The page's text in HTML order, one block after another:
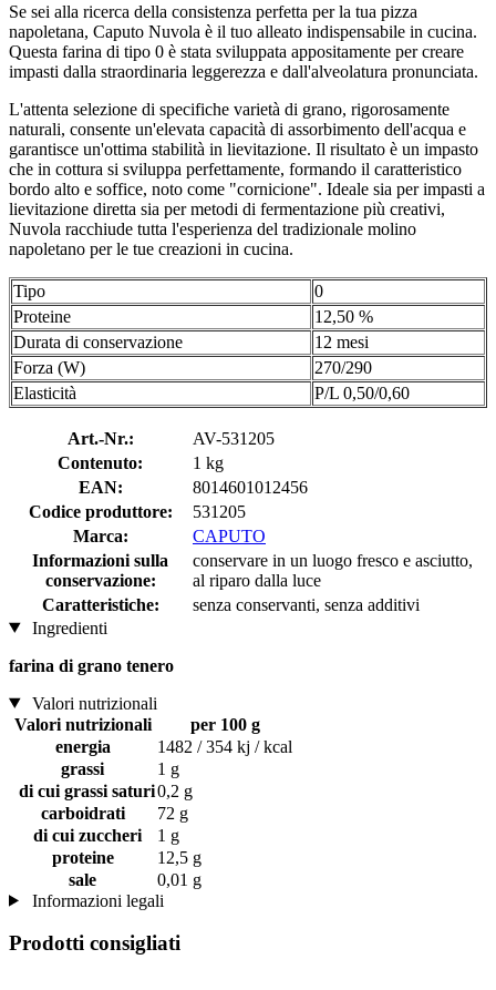
Se sei alla ricerca della consistenza perfetta per la tua pizza
napoletana, Caputo Nuvola è il tuo alleato indispensabile in cucina.
Questa farina di tipo 0 è stata sviluppata appositamente per creare
impasti dalla straordinaria leggerezza e dall'alveolatura pronunciata.
L'attenta selezione di specifiche varietà di grano, rigorosamente
naturali, consente un'elevata capacità di assorbimento dell'acqua e
garantisce un'ottima stabilità in lievitazione. Il risultato è un impasto
che in cottura si sviluppa perfettamente, formando il caratteristico
bordo alto e soffice, noto come "cornicione". Ideale sia per impasti a
lievitazione diretta sia per metodi di fermentazione più creativi,
Nuvola racchiude tutta l'esperienza del tradizionale molino
napoletano per le tue creazioni in cucina.
Tipo
0
Proteine
12,50 %
Durata di conservazione
12 mesi
Forza (W)
270/290
Elasticità
P/L 0,50/0,60
Art.-Nr.:
AV-531205
Contenuto:
1 kg
EAN:
8014601012456
Codice produttore:
531205
Marca:
CAPUTO
Informazioni sulla
conservazione:
conservare in un luogo fresco e asciutto,
al riparo dalla luce
Caratteristiche:
senza conservanti, senza additivi
Ingredienti
farina di grano tenero
Valori nutrizionali
Valori nutrizionali
per 100 g
energia
1482 / 354 kj / kcal
grassi
1 g
di cui grassi saturi0,2 g
carboidrati
72 g
di cui zuccheri
1 g
proteine
12,5 g
sale
0,01 g
Informazioni legali
Prodotti consigliati